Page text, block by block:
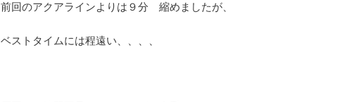
前回のアクアラインよりは９分 縮めましたが、
ベストタイムには程遠い、、、、